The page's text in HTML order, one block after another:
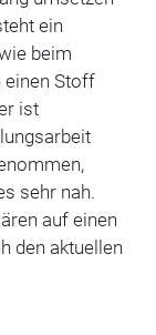
ein
beim
einen Stoff
ist
sehr nah.
auf einen
den aktuellen